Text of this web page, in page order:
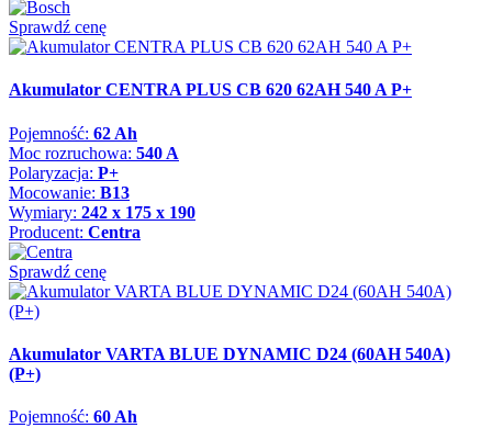
Sprawdź cenę
Akumulator CENTRA PLUS CB 620 62AH 540 A P+
Pojemność: 62 Ah
Moc rozruchowa: 540 A
Polaryzacja: P+
Mocowanie: B13
Wymiary: 242 x 175 x 190
Producent: Centra
Sprawdź cenę
Akumulator VARTA BLUE DYNAMIC D24 (60AH 540A)
(P+)
Pojemność: 60 Ah